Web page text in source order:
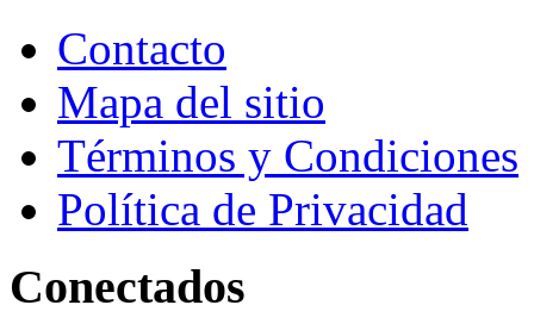
Contacto
Mapa del sitio
Términos y Condiciones
Política de Privacidad
Conectados